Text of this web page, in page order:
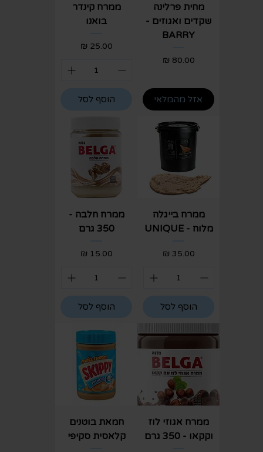
מחית פרלינה
שקדים ואגוזים -
BARRY
מחיר
אזל מהמלאי
ממרח קינדר
בואנו
מחיר
הוסף לסל
ממרח בייגלה
מלוח - UNIQUE
מחיר
הוסף לסל
ממרח חלבה -
350 גרם
מחיר
הוסף לסל
ממרח אגוזי לוז
וקקאו - 350 גרם
חמאת בוטנים
קלאסית סקיפי